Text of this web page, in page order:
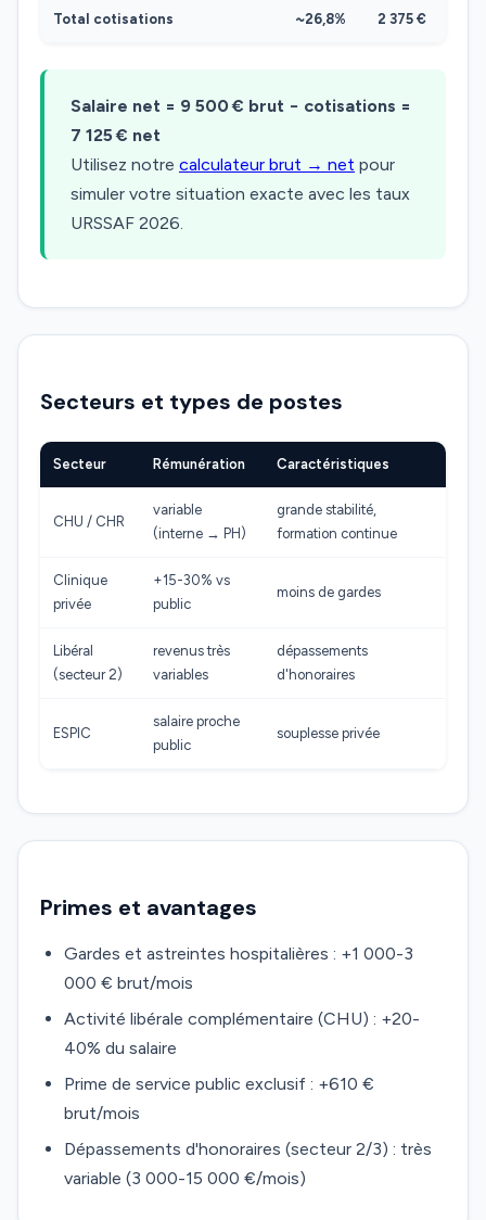
Total cotisations ~26,8% 2 375 €
Salaire net = 9 500 € brut − cotisations =
7 125 € net
Utilisez notre calculateur brut → net pour
simuler votre situation exacte avec les taux
URSSAF 2026.
Secteurs et types de postes
Secteur Rémunération Caractéristiques
CHU / CHR
variable
(interne → PH)
grande stabilité,
formation continue
Clinique
privée
+15-30% vs
public
moins de gardes
Libéral
(secteur 2)
revenus très
variables
dépassements
d'honoraires
ESPIC
salaire proche
public
souplesse privée
Primes et avantages
Gardes et astreintes hospitalières : +1 000-3
000 € brut/mois
Activité libérale complémentaire (CHU) : +20-
40% du salaire
Prime de service public exclusif : +610 €
brut/mois
Dépassements d'honoraires (secteur 2/3) : très
variable (3 000-15 000 €/mois)